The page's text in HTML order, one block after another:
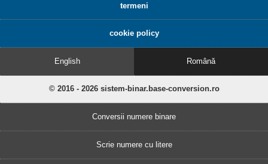
termeni
cookie policy
English Română
© 2016 - 2026 sistem-binar.base-conversion.ro
Conversii numere binare
Scrie numere cu litere